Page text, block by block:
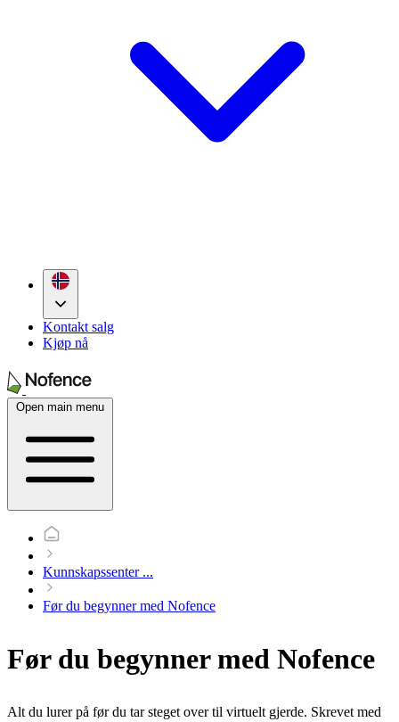
Kontakt salg
Kjøp nå
Open main menu
Kunnskapssenter ...
Før du begynner med Nofence
Før du begynner med Nofence
Alt du lurer på før du tar steget over til virtuelt gjerde. Skrevet med